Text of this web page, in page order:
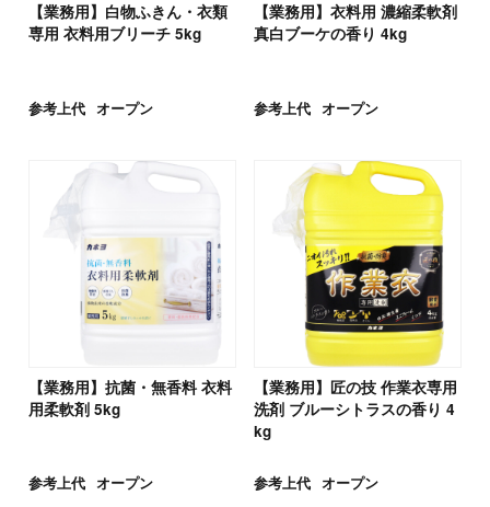
【業務用】白物ふきん・衣類
専用 衣料用ブリーチ 5kg
参考上代 オープン
【業務用】衣料用 濃縮柔軟剤
真白ブーケの香り 4kg
参考上代 オープン
【業務用】抗菌・無香料 衣料
用柔軟剤 5kg
参考上代 オープン
【業務用】匠の技 作業衣専用
洗剤 ブルーシトラスの香り 4
kg
参考上代 オープン